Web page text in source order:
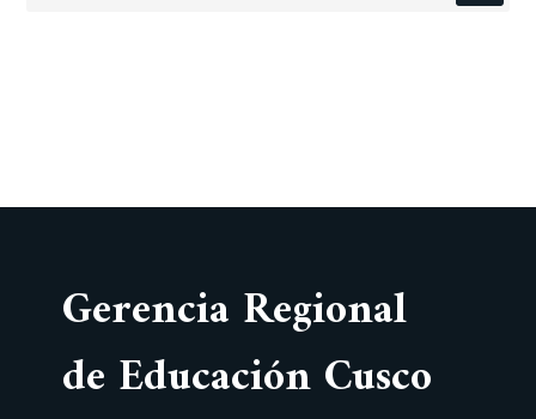
Gerencia Regional
de Educación Cusco